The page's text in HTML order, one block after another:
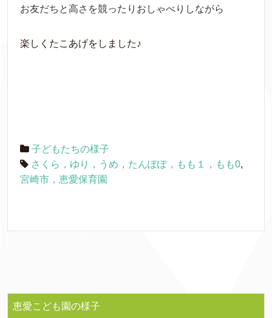
お友だちと高さを競ったりおしゃべりしながら
楽しくたこあげをしました♪
子どもたちの様子
さくら，ゆり，うめ，たんぽぽ，もも１，もも0,
宮崎市，恵愛保育園
恵愛こども園の様子